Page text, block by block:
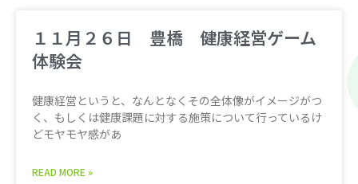
１１月２６日 豊橋 健康経営ゲーム
体験会
健康経営というと、なんとなくその全体像がイメージがつ
く、もしくは健康課題に対する施策について行っているけ
どモヤモヤ感があ
READ MORE »